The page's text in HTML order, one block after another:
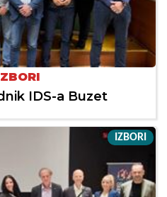
IDS-a Buzet
IZBORI